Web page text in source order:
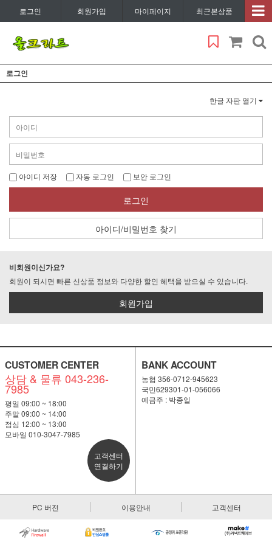
로그인 회원가입 마이페이지 최근본상품
로그인
한글 자판 열기
아이디 저장 자동 로그인 보안 로그인
로그인
아이디/비밀번호 찾기
비회원이신가요?
회원이 되시면 빠른 신상품 정보와 다양한 할인 혜택을 받으실 수 있습니다.
회원가입
CUSTOMER CENTER
상담 & 물류 043-236-
7985
평일 09:00 ~ 18:00
주말 09:00 ~ 14:00
점심 12:00 ~ 13:00
모바일 010-3047-7985
고객센터
연결하기
BANK ACCOUNT
농협 356-0712-945623
국민629301-01-056066
예금주 : 박종일
PC 버전 이용안내 고객센터